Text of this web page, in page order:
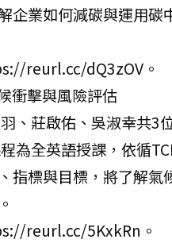
企業如何減碳與運用
reurl.cc/dQ3zOV。
衝擊與風險評估
、莊啟佑、吳淑幸共3
為全英語授課，依循
指標與目標，將了解
reurl.cc/5KxkRn。